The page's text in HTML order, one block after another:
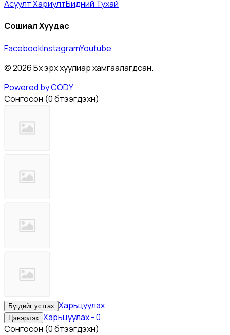
Асуулт Хариулт​Бидний Тухай
Сошиал Хуудас
FacebookInstagramYoutube
©2026Бүх эрх хуулиар хамгаалагдсан.
Powered by CODY
Сонгосон (0 бүтээгдэхүүн)
Бүгдийг устгах Харьцуулах
Цэвэрлэх Харьцуулах-0
Сонгосон (0 бүтээгдэхүүн)